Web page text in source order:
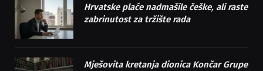
Hrvatske plaće nadmašile češke, ali raste
zabrinutost za tržište rada
Mješovita kretanja dionica Končar Grupe